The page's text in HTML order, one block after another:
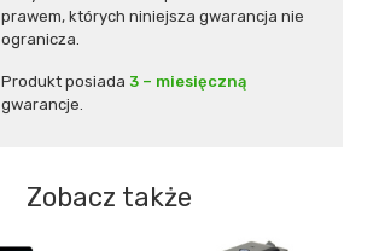
prawem, których niniejsza gwarancja nie
ogranicza.
Produkt posiada 3 – miesięczną
gwarancje.
Zobacz także